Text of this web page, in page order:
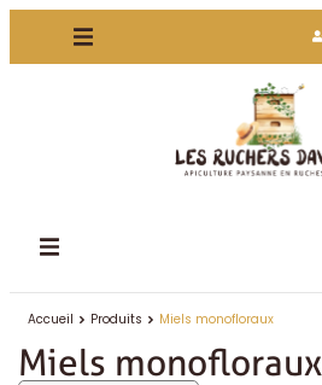
Accueil Produits Miels monofloraux
Miels monofloraux